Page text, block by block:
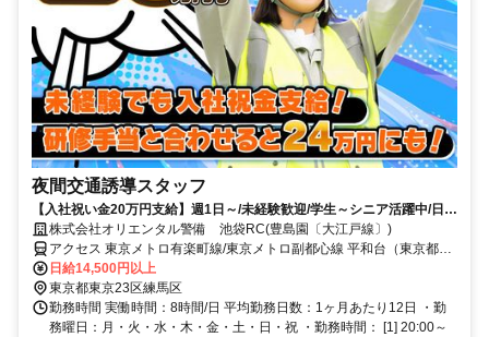
夜間交通誘導スタッフ
【入社祝い金20万円支給】週1日～/未経験歓迎/学生～シニア活躍中/日払
い・週払いOK/履歴書不要！
株式会社オリエンタル警備 池袋RC(豊島園〔大江戸線〕)
アクセス 東京メトロ有楽町線/東京メトロ副都心線 平和台（東京都）
2番口(エレベータ)徒歩約10分、都営大江戸線 練馬春日町A1口徒歩約
26分、都営大江戸線 豊島園〔大江戸線〕A2口徒歩約26分 (面接地/池
袋リクルートセンター)東京都豊島区南池袋３丁目１３－５ ＫＪ南池
袋６Ｆ
日給14,500円以上
東京都東京23区練馬区
勤務時間 実働時間：8時間/日 平均勤務日数：1ヶ月あたり12日 ・勤
務曜日：月・火・水・木・金・土・日・祝 ・勤務時間： [1] 20:00～